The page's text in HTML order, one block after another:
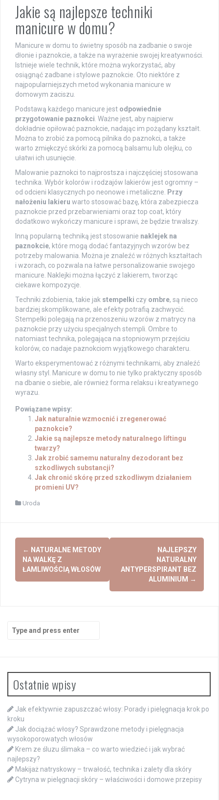
Jakie są najlepsze techniki
manicure w domu?
Manicure w domu to świetny sposób na zadbanie o swoje
dłonie i paznokcie, a także na wyrażenie swojej kreatywności.
Istnieje wiele technik, które można wykorzystać, aby
osiągnąć zadbane i stylowe paznokcie. Oto niektóre z
najpopularniejszych metod wykonania manicure w
domowym zaciszu.
Podstawą każdego manicure jest odpowiednie
przygotowanie paznokci. Ważne jest, aby najpierw
dokładnie opiłować paznokcie, nadając im pożądany kształt.
Można to zrobić za pomocą pilnika do paznokci, a także
warto zmiękczyć skórki za pomocą balsamu lub olejku, co
ułatwi ich usunięcie.
Malowanie paznokci to najprostsza i najczęściej stosowana
technika. Wybór kolorów i rodzajów lakierów jest ogromny –
od odcieni klasycznych po neonowe i metaliczne. Przy
nałożeniu lakieru warto stosować bazę, która zabezpiecza
paznokcie przed przebarwieniami oraz top coat, który
dodatkowo wykończy manicure i sprawi, że będzie trwalszy.
Inną popularną techniką jest stosowanie naklejek na
paznokcie, które mogą dodać fantazyjnych wzorów bez
potrzeby malowania. Można je znaleźć w różnych kształtach
i wzorach, co pozwala na łatwe personalizowanie swojego
manicure. Naklejki można łączyć z lakierem, tworząc
ciekawe kompozycje.
Techniki zdobienia, takie jak stempelki czy ombre, są nieco
bardziej skomplikowane, ale efekty potrafią zachwycić.
Stempelki polegają na przenoszeniu wzorów z matrycy na
paznokcie przy użyciu specjalnych stempli. Ombre to
natomiast technika, polegająca na stopniowym przejściu
kolorów, co nadaje paznokciom wyjątkowego charakteru.
Warto eksperymentować z różnymi technikami, aby znaleźć
własny styl. Manicure w domu to nie tylko praktyczny sposób
na dbanie o siebie, ale również forma relaksu i kreatywnego
wyrazu.
Powiązane wpisy:
Jak naturalnie wzmocnić i zregenerować
paznokcie?
Jakie są najlepsze metody naturalnego liftingu
twarzy?
Jak zrobić samemu naturalny dezodorant bez
szkodliwych substancji?
Jak chronić skórę przed szkodliwym działaniem
promieni UV?
Uroda
Post
navigation
← NATURALNE METODY
NA WALKĘ Z
ŁAMLIWOŚCIĄ WŁOSÓW
NAJLEPSZY
NATURALNY
ANTYPERSPIRANT BEZ
ALUMINIUM →
Search
for:
Ostatnie wpisy
Jak efektywnie zapuszczać włosy: Porady i pielęgnacja krok po
kroku
Jak dociążać włosy? Sprawdzone metody i pielęgnacja
wysokoporowatych włosów
Krem ze śluzu ślimaka – co warto wiedzieć i jak wybrać
najlepszy?
Makijaż natryskowy – trwałość, technika i zalety dla skóry
Cytryna w pielęgnacji skóry – właściwości i domowe przepisy